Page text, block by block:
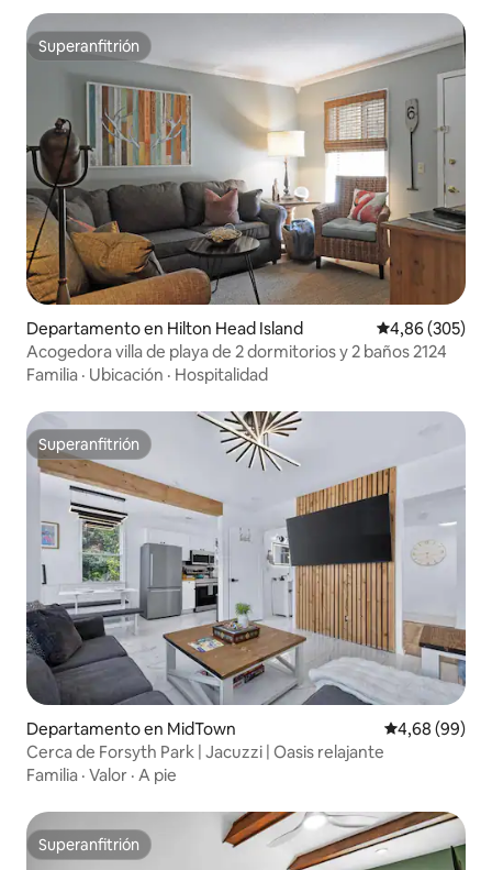
Superanfitrión
Superanfitrión
Departamento en Hilton Head Island Calificación
4,86 (305)
Acogedora villa de playa de 2 dormitorios y 2 baños 2124
Familia · Ubicación · Hospitalidad
Superanfitrión
Superanfitrión
Departamento en MidTown Calificación
4,68 (99)
Cerca de Forsyth Park | Jacuzzi | Oasis relajante
Familia · Valor · A pie
Superanfitrión
Superanfitrión